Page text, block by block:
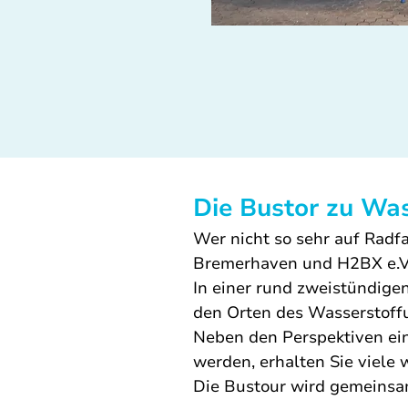
Die Bustor zu
Wer nicht so sehr auf
Bremerhaven und H2BX
In einer rund
den Orten des
Neben den Perspektiven
werden, erhalten Sie viele
Die Bustour wird